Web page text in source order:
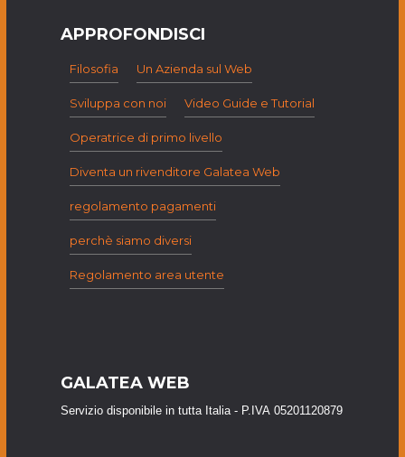
APPROFONDISCI
Filosofia Un Azienda sul Web
Sviluppa con noi Video Guide e Tutorial
Operatrice di primo livello
Diventa un rivenditore Galatea Web
regolamento pagamenti
perchè siamo diversi
Regolamento area utente
GALATEA WEB
Servizio disponibile in tutta Italia - P.IVA 05201120879